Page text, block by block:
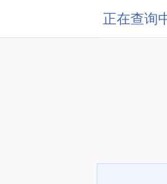
正在查询